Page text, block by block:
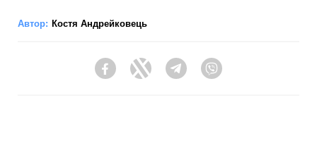
Автор: Костя Андрейковець
FacebookTwitter Telegram